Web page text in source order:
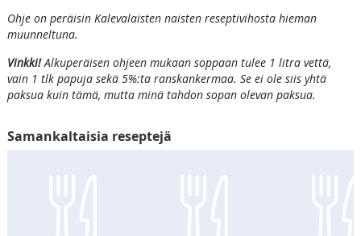
Ohje on peräisin Kalevalaisten naisten reseptivihosta hieman
muunneltuna.
Vinkki!Alkuperäisen ohjeen mukaan soppaan tulee 1 litra vettä,
vain 1 tlk papuja sekä 5%:ta ranskankermaa. Se ei ole siis yhtä
paksua kuin tämä, mutta minä tahdon sopan olevan paksua.
Samankaltaisia reseptejä